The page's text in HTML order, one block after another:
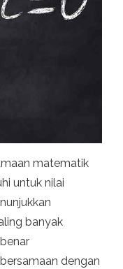
matematik
untuk nilai
banyak
dengan